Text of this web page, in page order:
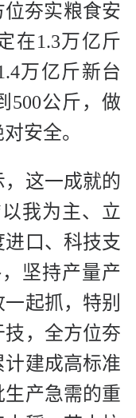
位夯实粮食安
在1.3万亿斤
万亿斤新台
500公斤，做
安全。
这一成就的
我为主、立
口、科技支
坚持产量产
起抓，特别
，全方位夯
建成高标准
生产急需的重